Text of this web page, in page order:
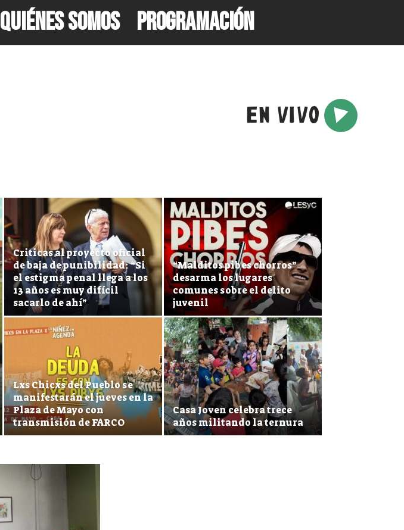
QUIÉNES SOMOS PROGRAMACIÓN
EN VIVO
MÁS RECIENTES
Criticas al proyecto oficial
de baja de punibilidad: “Si
el estigma penal llega a los
13 años es muy difícil
sacarlo de ahí”
“Malditos pibes chorros”
desarma los lugares
comunes sobre el delito
juvenil
Lxs Chicxs del Pueblo se
manifestarán el jueves en la
Plaza de Mayo con
transmisión de FARCO
Casa Joven celebra trece
años militando la ternura